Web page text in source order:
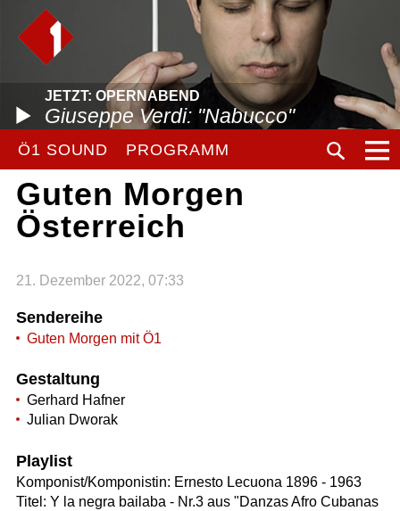
JETZT: OPERNABEND
Giuseppe Verdi: "Nabucco"
Ö1 SOUND PROGRAMM
Guten Morgen
Österreich
21. Dezember 2022, 07:33
Sendereihe
Guten Morgen mit Ö1
Gestaltung
Gerhard Hafner
Julian Dworak
Playlist
Komponist/Komponistin: Ernesto Lecuona 1896 - 1963
Titel: Y la negra bailaba - Nr.3 aus "Danzas Afro Cubanas